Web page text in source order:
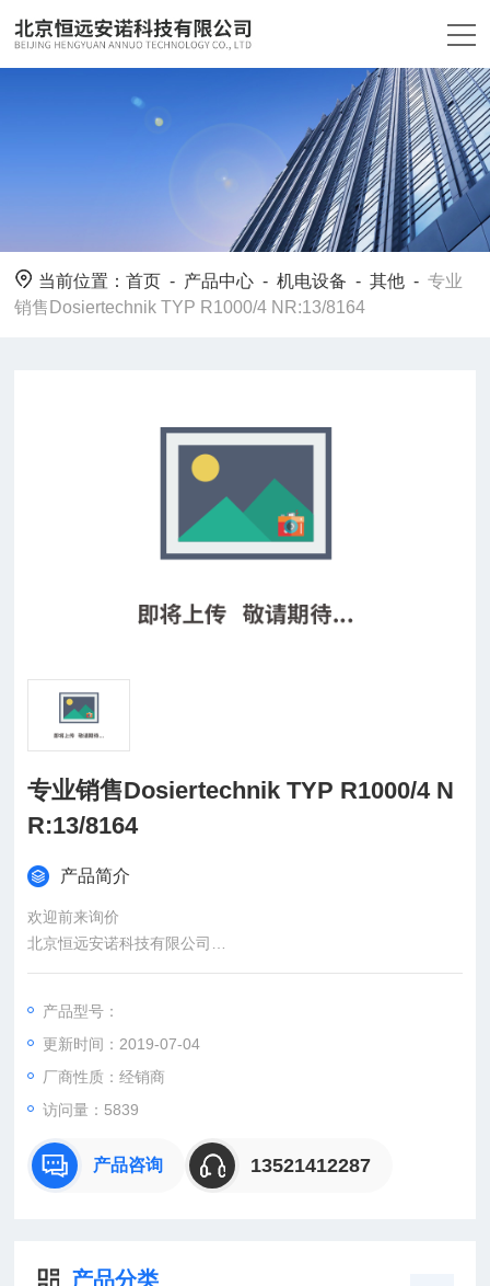
当前位置：首页 - 产品中心 -机电设备 -其他 -专业
销售Dosiertechnik TYP R1000/4 NR:13/8164
专业销售Dosiertechnik TYP R1000/4 N
R:13/8164
产品简介
欢迎前来询价
北京恒远安诺科技有限公司
：
：曹
：
直销德国欧洲机电工控设备配件
国及欧洲生产的各类工控机电设备、仪器仪表、零配件，保证*。
公司总部
产品型号：
更新时间：2019-07-04
厂商性质：经销商
访问量：5839
产品咨询 13521412287
产品分类